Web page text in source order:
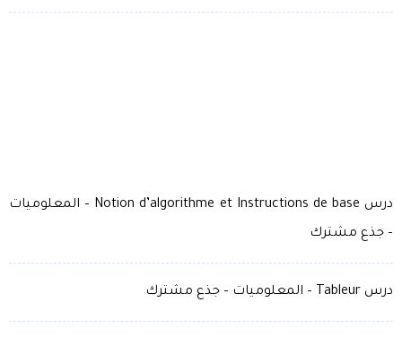
درس Notion d’algorithme et Instructions de base – المعلوميات
– جذع مشترك
درس Tableur – المعلوميات – جذع مشترك